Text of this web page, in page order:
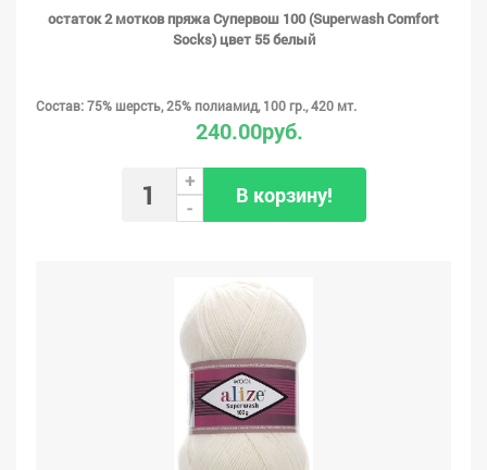
остаток 2 мотков пряжа Супервош 100 (Superwash Comfort
Socks) цвет 55 белый
Состав: 75% шерсть, 25% полиамид, 100 гр., 420 мт.
240.00руб.
+
-
В корзину!